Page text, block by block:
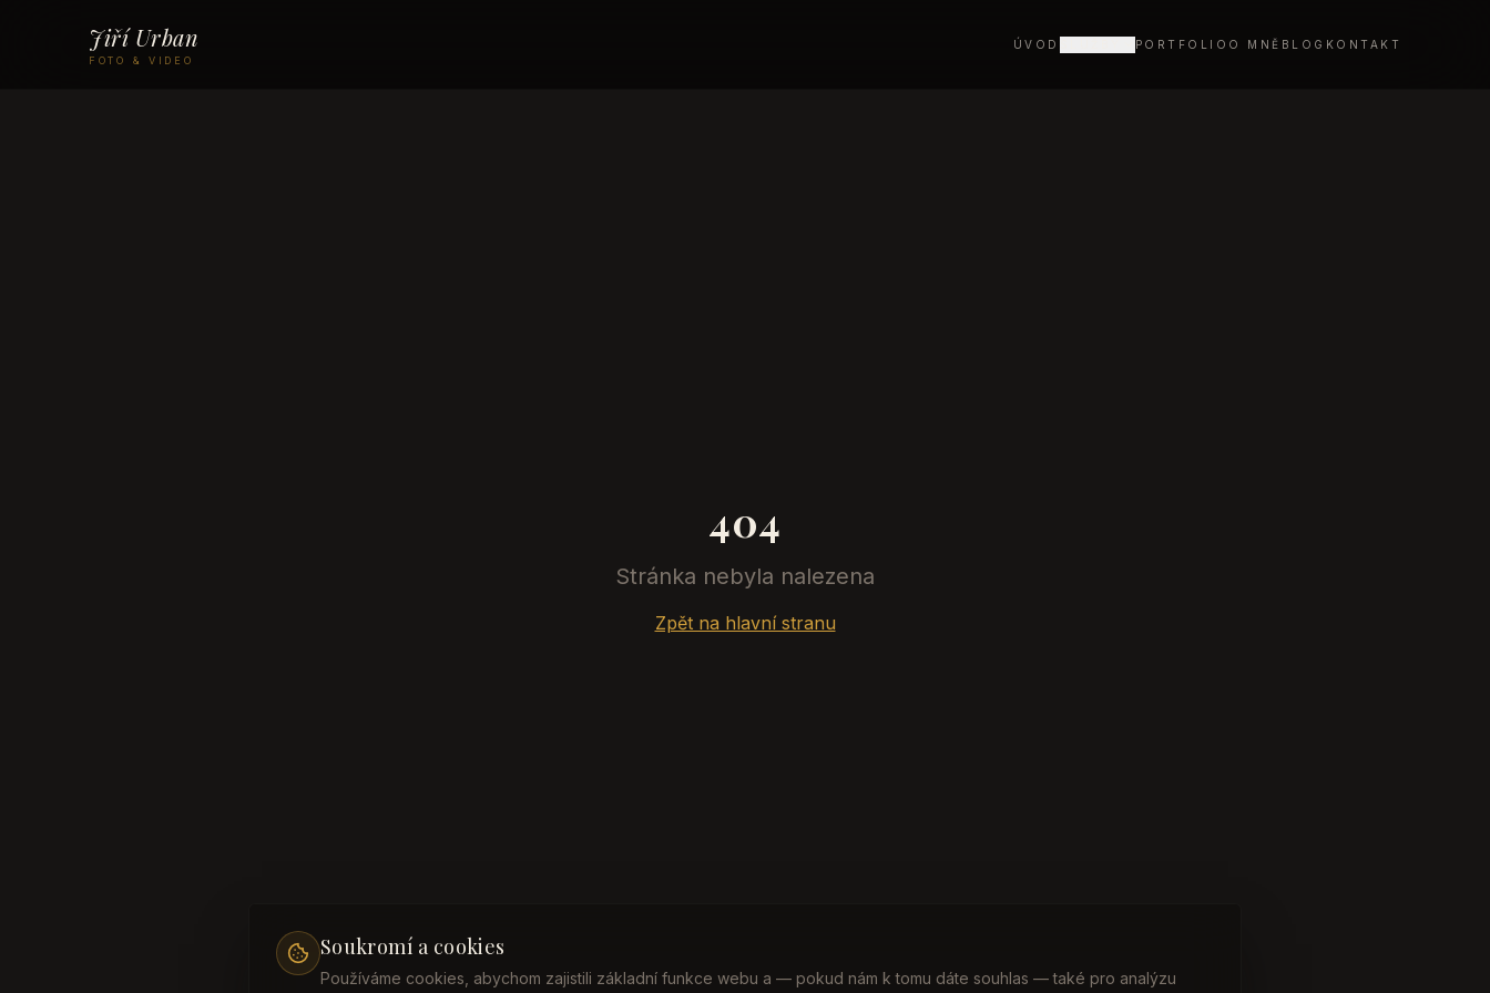
Jiří Urban
FOTO & VIDEO
ÚVOD PORTFOLIO O MNĚ BLOG KONTAKT
404
Stránka nebyla nalezena
Zpět na hlavní stranu
Soukromí a cookies
Používáme cookies, abychom zajistili základní funkce webu a — pokud nám k tomu dáte souhlas — také pro analýzu